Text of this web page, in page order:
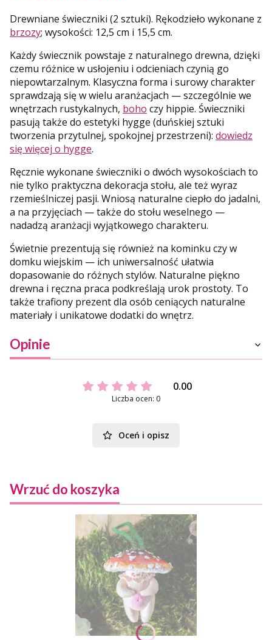
Drewniane świeczniki (2 sztuki). Rękodzieło wykonane z
brzozy; wysokości: 12,5 cm i 15,5 cm.
Każdy świecznik powstaje z naturalnego drewna, dzięki
czemu różnice w usłojeniu i odcieniach czynią go
niepowtarzalnym. Klasyczna forma i surowy charakter
sprawdzają się w wielu aranżacjach — szczególnie we
wnętrzach rustykalnych, boho czy hippie. Świeczniki
pasują także do estetyki hygge (duńskiej sztuki
tworzenia przytulnej, spokojnej przestrzeni): dowiedz
się więcej o hygge.
Ręcznie wykonane świeczniki o dwóch wysokościach to
nie tylko praktyczna dekoracja stołu, ale też wyraz
rzemieślniczej pasji. Wniosą naturalne ciepło do jadalni,
a na przyjęciach — także do stołu weselnego —
nadadzą aranżacji wyjątkowego charakteru.
Świetnie prezentują się również na kominku czy w
domku wiejskim — ich uniwersalność ułatwia
dopasowanie do różnych stylów. Naturalne piękno
drewna i ręczna praca podkreślają urok prostoty. To
także trafiony prezent dla osób ceniących naturalne
materiały i unikatowe dodatki do wnętrz.
Opinie
0.00
Liczba ocen: 0
Oceń i opisz
Wrzuć do koszyka